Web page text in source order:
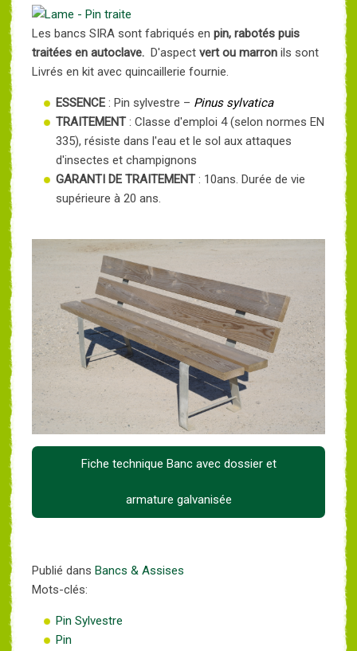
Les bancs SIRA sont fabriqués en pin, rabotés puis
traitées en autoclave. D'aspect vert ou marron ils sont
Livrés en kit avec quincaillerie fournie.
ESSENCE : Pin sylvestre – Pinus sylvatica
TRAITEMENT: Classe d'emploi 4 (selon normes EN
335), résiste dans l'eau et le sol aux attaques
d'insectes et champignons
GARANTI DE TRAITEMENT: 10ans. Durée de vie
supérieure à 20 ans.
Fiche technique Banc avec dossier et
armature galvanisée
Publié dans Bancs & Assises
Mots-clés:
Pin Sylvestre
Pin